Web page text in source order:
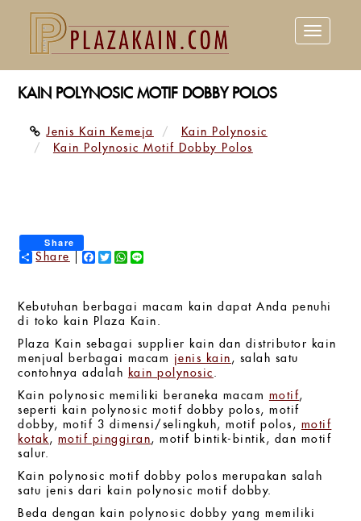
Toggle
navigation
KAIN POLYNOSIC MOTIF DOBBY POLOS
Jenis Kain Kemeja
Kain Polynosic
Kain Polynosic Motif Dobby Polos
Share
Share Facebook
TwitterWhatsApp
Kebutuhan berbagai macam kain dapat Anda penuhi
di toko kain Plaza Kain.
Plaza Kain sebagai supplier kain dan distributor kain
menjual berbagai macam jenis kain, salah satu
contohnya adalah kain polynosic.
Kain polynosic memiliki beraneka macam motif,
seperti kain polynosic motif dobby polos, motif
dobby, motif 3 dimensi/selingkuh, motif polos, motif
kotak, motif pinggiran, motif bintik-bintik, dan motif
salur.
Kain polynosic motif dobby polos merupakan salah
satu jenis dari kain polynosic motif dobby.
Beda dengan kain polynosic dobby yang memiliki